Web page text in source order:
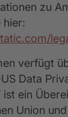
zu
hier:
verfügt
Data
ist ein
Union